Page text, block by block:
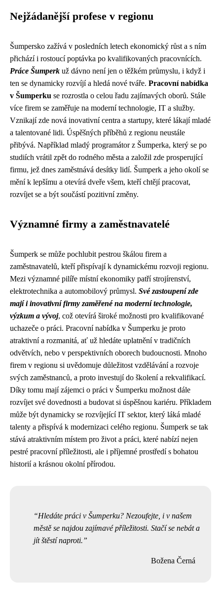
Nejžádanější profese v regionu
Šumpersko zažívá v posledních letech ekonomický růst a s ním
přichází i rostoucí poptávka po kvalifikovaných pracovnících.
Práce Šumperk už dávno není jen o těžkém průmyslu, i když i
ten se dynamicky rozvíjí a hledá nové tváře. Pracovní nabídka
v Šumperku se rozrostla o celou řadu zajímavých oborů. Stále
více firem se zaměřuje na moderní technologie, IT a služby.
Vznikají zde nová inovativní centra a startupy, které lákají mladé
a talentované lidi. Úspěšných příběhů z regionu neustále
přibývá. Například mladý programátor z Šumperka, který se po
studiích vrátil zpět do rodného města a založil zde prosperující
firmu, jež dnes zaměstnává desítky lidí. Šumperk a jeho okolí se
mění k lepšímu a otevírá dveře všem, kteří chtějí pracovat,
rozvíjet se a být součástí pozitivní změny.
Významné firmy a zaměstnavatelé
Šumperk se může pochlubit pestrou škálou firem a
zaměstnavatelů, kteří přispívají k dynamickému rozvoji regionu.
Mezi významné pilíře místní ekonomiky patří strojírenství,
elektrotechnika a automobilový průmysl. Své zastoupení zde
mají i inovativní firmy zaměřené na moderní technologie,
výzkum a vývoj, což otevírá široké možnosti pro kvalifikované
uchazeče o práci. Pracovní nabídka v Šumperku je proto
atraktivní a rozmanitá, ať už hledáte uplatnění v tradičních
odvětvích, nebo v perspektivních oborech budoucnosti. Mnoho
firem v regionu si uvědomuje důležitost vzdělávání a rozvoje
svých zaměstnanců, a proto investují do školení a rekvalifikací.
Díky tomu mají zájemci o práci v Šumperku možnost dále
rozvíjet své dovednosti a budovat si úspěšnou kariéru. Příkladem
může být dynamicky se rozvíjející IT sektor, který láká mladé
talenty a přispívá k modernizaci celého regionu. Šumperk se tak
stává atraktivním místem pro život a práci, které nabízí nejen
pestré pracovní příležitosti, ale i příjemné prostředí s bohatou
historií a krásnou okolní přírodou.
Hledáte práci v Šumperku? Nezoufejte, i v našem
městě se najdou zajímavé příležitosti. Stačí se nebát a
jít štěstí naproti.
Božena Černá